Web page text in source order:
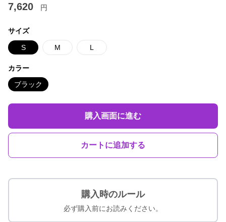
7,620 円
サイズ
S M L
カラー
ブラック
購入画面に進む
カートに追加する
購入時のルール
必ず購入前にお読みください。